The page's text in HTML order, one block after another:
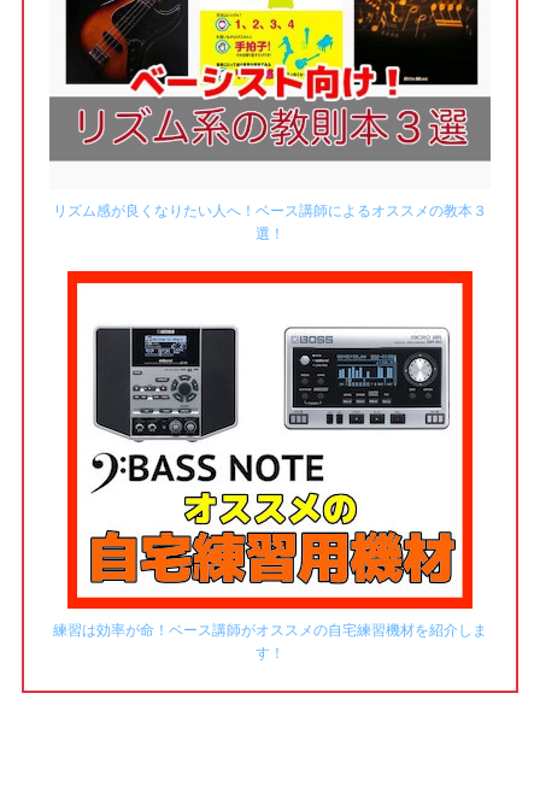
リズム感が良くなりたい人へ！ベース講師によるオススメの教本３
選！
練習は効率が命！ベース講師がオススメの自宅練習機材を紹介しま
す！